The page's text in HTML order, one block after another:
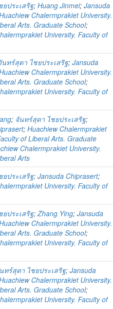
ประเสริฐ;Huang Jinmei;Jansuda
Chalermprakiet University.
Arts. Graduate School;
University. Faculty of
นทร์สุดา ไชยประเสริฐ;Jansuda
Chalermprakiet University.
Arts. Graduate School;
University. Faculty of
; จันทร์สุดา ไชยประเสริฐ;
;Huachiew Chalermprakiet
of Liberal Arts. Graduate
Chalermprakiet University.
Arts
ประเสริฐ;Jansuda Chiprasert;
University. Faculty of
ประเสริฐ;Zhang Ying;Jansuda
Chalermprakiet University.
Arts. Graduate School;
University. Faculty of
ทร์สุดา ไชยประเสริฐ;Jansuda
Chalermprakiet University.
Arts. Graduate School;
University. Faculty of